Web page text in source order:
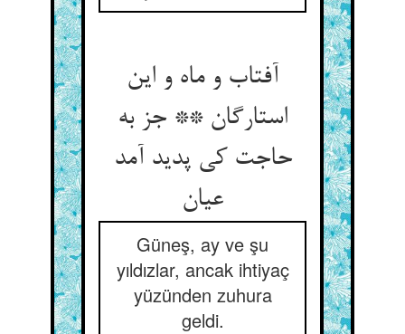
آفتاب و ماه و این
استارگان ** جز به
حاجت کی پدید آمد
عیان‏
Güneş, ay ve şu
yıldızlar, ancak ihtiyaç
yüzünden zuhura
geldi.